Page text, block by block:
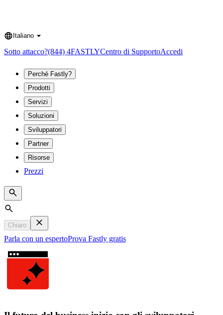
Language
Italiano
Sotto attacco?(844) 4FASTLYCentro di SupportoAccedi
Perché Fastly?
Prodotti
Servizi
Soluzioni
Sviluppatori
Partner
Risorse
Prezzi
Search
Chiaro
Parla con un espertoProva Fastly gratis